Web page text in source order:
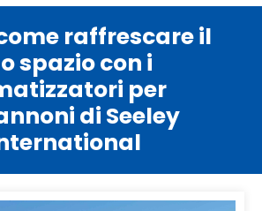
raffrescare il
spazio con i
per
di Seeley